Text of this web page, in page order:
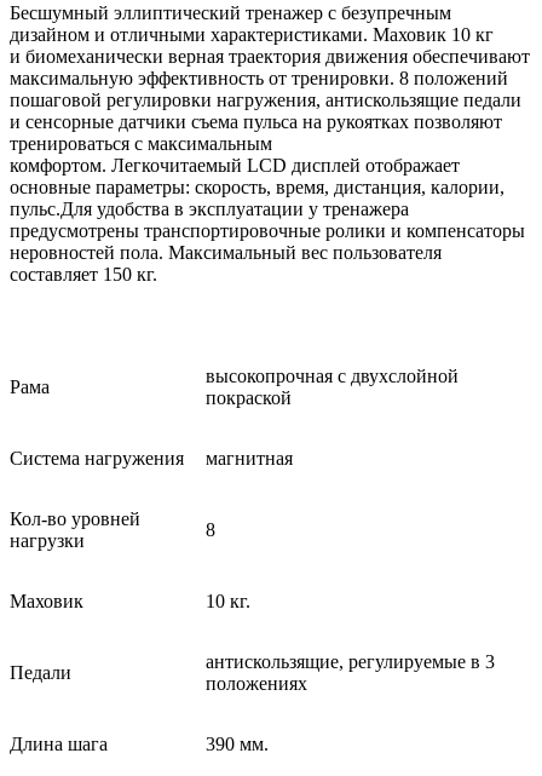
Бесшумный эллиптический тренажер с безупречным
дизайном и отличными характеристиками. Маховик 10 кг
и биомеханически верная траектория движения обеспечивают
максимальную эффективность от тренировки. 8 положений
пошаговой регулировки нагружения, антискользящие педали
и сенсорные датчики съема пульса на рукоятках позволяют
тренироваться с максимальным
комфортом. Легкочитаемый LCD дисплей отображает
основные параметры: скорость, время, дистанция, калории,
пульс.Для удобства в эксплуатации у тренажера
предусмотрены транспортировочные ролики и компенсаторы
неровностей пола. Максимальный вес пользователя
составляет 150 кг.
Рама
высокопрочная с двухслойной
покраской
Система нагружения магнитная
Кол-во уровней
нагрузки
8
Маховик 10 кг.
Педали
антискользящие, регулируемые в 3
положениях
Длина шага 390 мм.